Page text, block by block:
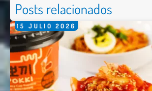
Posts relacionados
15 JULIO 2026